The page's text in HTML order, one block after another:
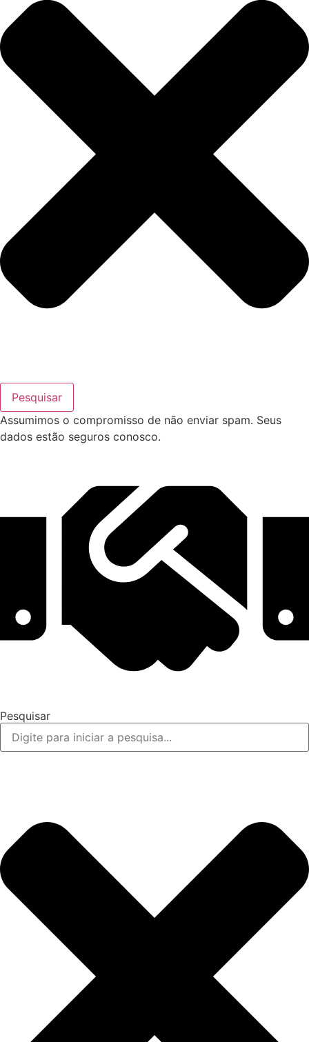
Pesquisar
Assumimos o compromisso de não enviar spam. Seus
dados estão seguros conosco.
Pesquisar